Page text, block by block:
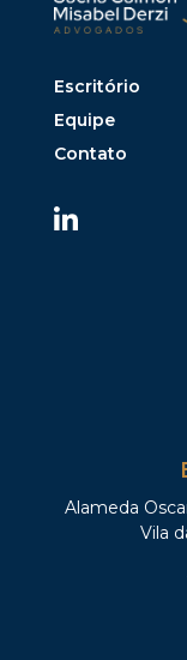
Escritório
Equipe
Contato
Alameda
Vila